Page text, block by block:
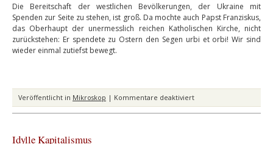
Die Bereitschaft der westlichen Bevölkerungen, der Ukraine mit
Spenden zur Seite zu stehen, ist groß. Da mochte auch Papst Franziskus,
das Oberhaupt der unermesslich reichen Katholischen Kirche, nicht
zurückstehen: Er spendete zu Ostern den Segen urbi et orbi! Wir sind
wieder einmal zutiefst bewegt.
Veröffentlicht in Mikroskop | Kommentare deaktiviertfür
Spender
Idylle Kapitalismus